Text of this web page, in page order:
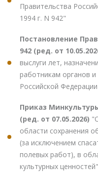
Правительства
1994 г. N 942"
Постановление
942 (ред. от
выслуги лет,
работникам органов
Российской
Приказ
(ред. от 07.05.2026)
области сохранения
(за исключением
полевых работ), в
культурных ценностей"